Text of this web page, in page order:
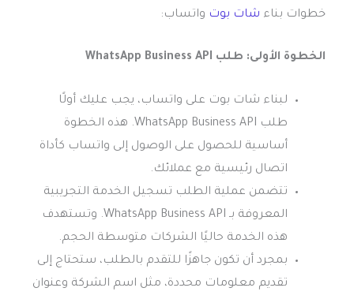
خطوات بناء شات بوت واتساب:
الخطوة الأولى: طلب WhatsApp Business API
لبناء شات بوت على واتساب، يجب عليك أولًا
طلب WhatsApp Business API. هذه الخطوة
أساسية للحصول على الوصول إلى واتساب كأداة
اتصال رئيسية مع عملائك.
تتضمن عملية الطلب تسجيل الخدمة التجريبية
المعروفة بـ WhatsApp Business API. وتستهدف
هذه الخدمة حاليًا الشركات متوسطة الحجم.
بمجرد أن تكون جاهزًا للتقدم بالطلب، ستحتاج إلى
تقديم معلومات محددة، مثل اسم الشركة وعنوان